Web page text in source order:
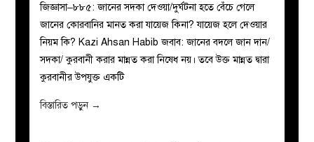
মজলিস
প্রশ্ন
করুন
জিজ্ঞাসা–৮৮৫: জানের সদকা দেওয়া/দুর্ঘটনা হতে বেঁচে গেলে
জানের কোরবানির মানত করা যায়েজ কিনা? যায়েজ হলে দেওয়ার
নিয়ম কি? Kazi Ahsan Habib জবাব: জানের বদলে জান দান/
সদকা/ কুরবানী করার মান্নত করা নিষেধ নয়। তবে উক্ত মান্নত দ্বারা
কুরবানীর উপযুক্ত একটি
বিস্তারিত পড়ুন →